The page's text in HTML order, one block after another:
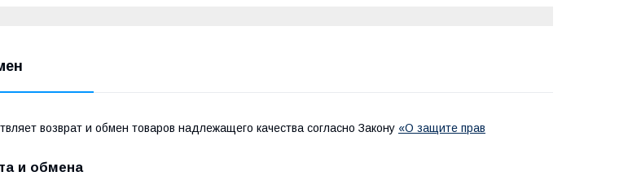
возврат и обмен товаров надлежащего качества согласно Закону «О защите прав
и обмена